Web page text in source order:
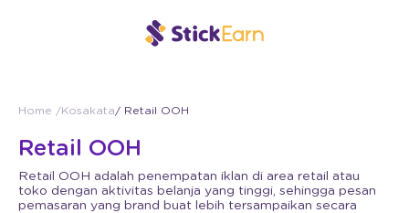
Home /Kosakata/ Retail OOH
Retail OOH
Retail OOH adalah penempatan iklan di area retail atau
toko dengan aktivitas belanja yang tinggi, sehingga pesan
pemasaran yang brand buat lebih tersampaikan secara